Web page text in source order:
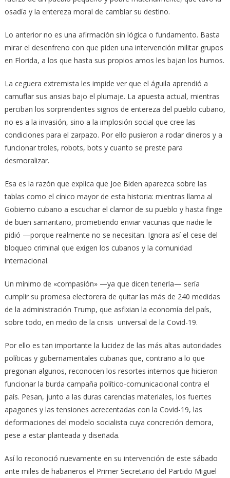
osadía y la entereza moral de cambiar su destino.
Lo anterior no es una afirmación sin lógica o fundamento. Basta
mirar el desenfreno con que piden una intervención militar grupos
en Florida, a los que hasta sus propios amos les bajan los humos.
La ceguera extremista les impide ver que el águila aprendió a
camuflar sus ansias bajo el plumaje. La apuesta actual, mientras
perciban los sorprendentes signos de entereza del pueblo cubano,
no es a la invasión, sino a la implosión social que cree las
condiciones para el zarpazo. Por ello pusieron a rodar dineros y a
funcionar troles, robots, bots y cuanto se preste para
desmoralizar.
Esa es la razón que explica que Joe Biden aparezca sobre las
tablas como el cínico mayor de esta historia: mientras llama al
Gobierno cubano a escuchar el clamor de su pueblo y hasta finge
de buen samaritano, prometiendo enviar vacunas que nadie le
pidió —porque realmente no se necesitan. Ignora así el cese del
bloqueo criminal que exigen los cubanos y la comunidad
internacional.
Un mínimo de «compasión» —ya que dicen tenerla— sería
cumplir su promesa electorera de quitar las más de 240 medidas
de la administración Trump, que asfixian la economía del país,
sobre todo, en medio de la crisis universal de la Covid-19.
Por ello es tan importante la lucidez de las más altas autoridades
políticas y gubernamentales cubanas que, contrario a lo que
pregonan algunos, reconocen los resortes internos que hicieron
funcionar la burda campaña político-comunicacional contra el
país. Pesan, junto a las duras carencias materiales, los fuertes
apagones y las tensiones acrecentadas con la Covid-19, las
deformaciones del modelo socialista cuya concreción demora,
pese a estar planteada y diseñada.
Así lo reconoció nuevamente en su intervención de este sábado
ante miles de habaneros el Primer Secretario del Partido Miguel